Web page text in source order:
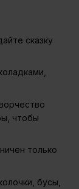
сказку
чтобы
только
бусы,